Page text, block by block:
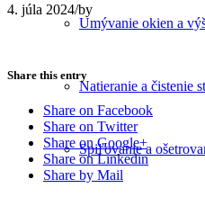
Umývanie okien a
Natieranie a čistenie
Spiľovanie a
4. júla 2024/by
Share this entry
Share on Facebook
Share on Twitter
Share on Google+
Share on Linkedin
Share by Mail